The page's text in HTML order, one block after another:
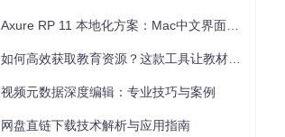
视频元数据深度编辑：专业技巧与案例
网盘直链下载技术解析与应用指南